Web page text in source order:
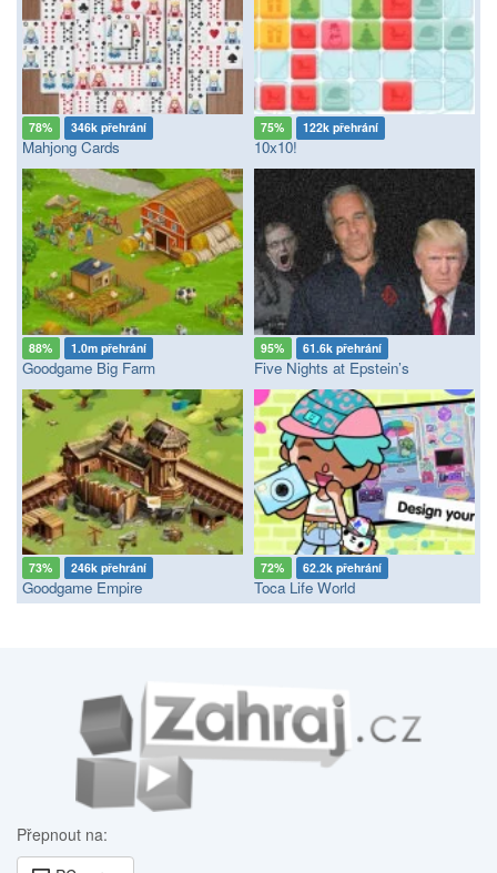
78% 346k přehrání
Mahjong Cards
75% 122k přehrání
10x10!
88% 1.0m přehrání
Goodgame Big Farm
95% 61.6k přehrání
Five Nights at Epstein’s
73% 246k přehrání
Goodgame Empire
72% 62.2k přehrání
Toca Life World
Přepnout na: